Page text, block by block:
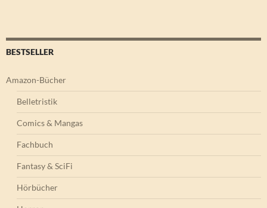
BESTSELLER
Amazon-Bücher
Belletristik
Comics & Mangas
Fachbuch
Fantasy & SciFi
Hörbücher